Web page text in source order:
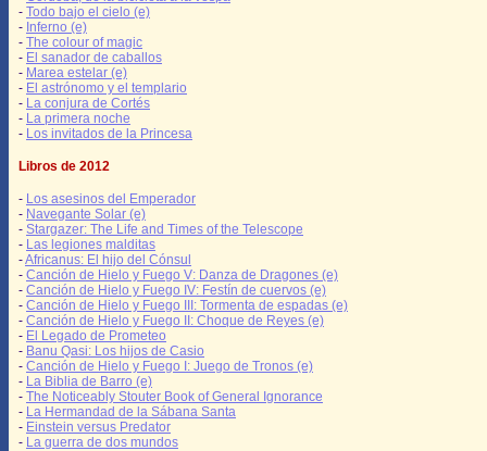
- Todo bajo el cielo (e)
- Inferno (e)
- The colour of magic
- El sanador de caballos
- Marea estelar (e)
- El astrónomo y el templario
- La conjura de Cortés
- La primera noche
- Los invitados de la Princesa
Libros de 2012
- Los asesinos del Emperador
- Navegante Solar (e)
- Stargazer: The Life and Times of the Telescope
- Las legiones malditas
-Africanus: El hijo del Cónsul
- Canción de Hielo y Fuego V: Danza de Dragones (e)
- Canción de Hielo y Fuego IV: Festín de cuervos (e)
- Canción de Hielo y Fuego III: Tormenta de espadas (e)
- Canción de Hielo y Fuego II: Choque de Reyes (e)
- El Legado de Prometeo
- Banu Qasi: Los hijos de Casio
- Canción de Hielo y Fuego I: Juego de Tronos (e)
- La Biblia de Barro (e)
- The Noticeably Stouter Book of General Ignorance
- La Hermandad de la Sábana Santa
- Einstein versus Predator
- La guerra de dos mundos